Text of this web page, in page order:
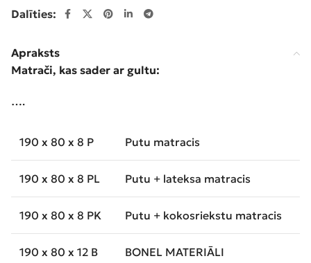
Dalīties:
Apraksts
Matrači, kas sader ar gultu:
….
190 x 80 x 8 P Putu matracis
190 x 80 x 8 PL Putu + lateksa matracis
190 x 80 x 8 PK Putu + kokosriekstu matracis
190 x 80 x 12 B BONEL MATERIĀLI